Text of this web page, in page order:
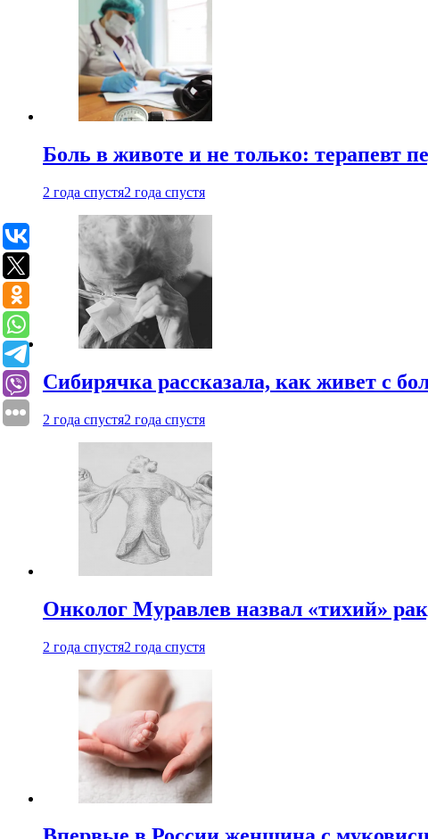
Боль в животе и не только: терапевт
2 года спустя2 года спустя
Сибирячка рассказала, как живет с
2 года спустя2 года спустя
Онколог Муравлев назвал «тихий»
2 года спустя2 года спустя